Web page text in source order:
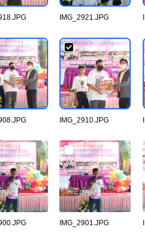
IMG_2921.JPG
IMG_2910.JPG
IMG_2901.JPG